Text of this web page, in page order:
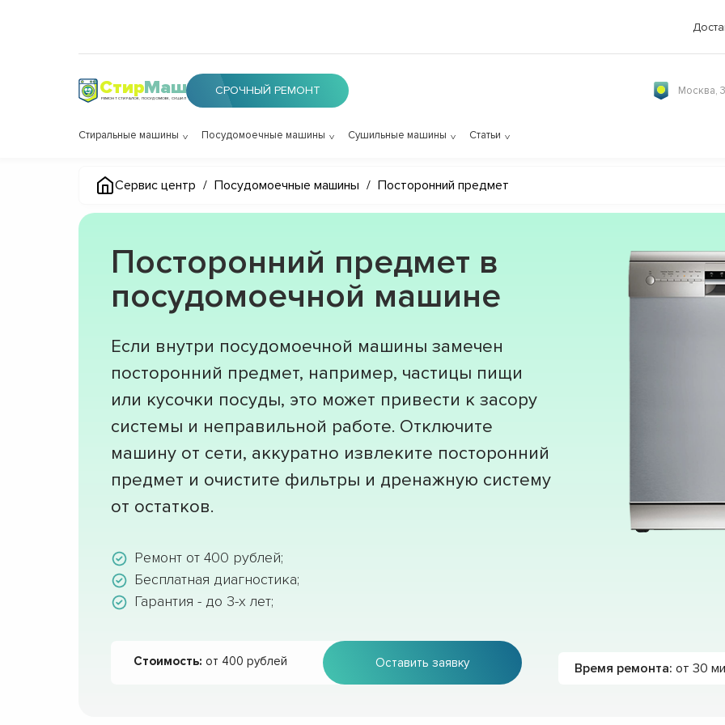
СтирМаш
РЕМОНТ СТИРАЛОК, ПОСУДОМОЕК, СУШИЛОК
СРОЧНЫЙ РЕМОНТ Москва,
Стиральные машины Посудомоечные машины Сушильные машины Статьи
Сервис центр / Посудомоечные машины / Посторонний предмет
Посторонний предмет в
посудомоечной машине
Если внутри посудомоечной машины замечен
посторонний предмет, например, частицы пищи
или кусочки посуды, это может привести к засору
системы и неправильной работе. Отключите
машину от сети, аккуратно извлеките посторонний
предмет и очистите фильтры и дренажную систему
от остатков.
Ремонт от 400 рублей;
Бесплатная диагностика;
Гарантия - до 3-х лет;
Стоимость: от 400 рублей Оставить заявку Время ремонта: от 30